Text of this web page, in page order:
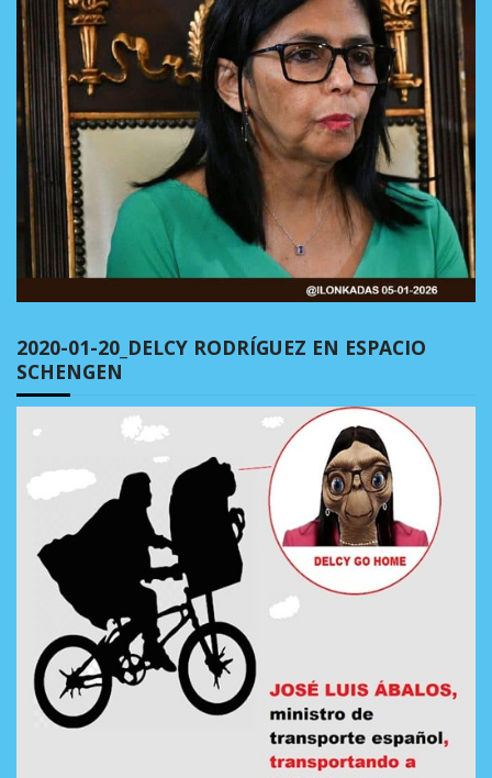
2020-01-20_DELCY RODRÍGUEZ EN ESPACIO
SCHENGEN